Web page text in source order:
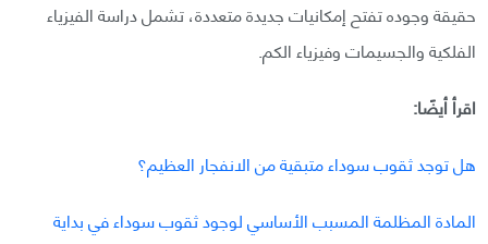
حقيقة وجوده تفتح إمكانيات جديدة متعددة، تشمل دراسة الفيزياء
الفلكية والجسيمات وفيزياء الكم.
اقرأ أيضًا:
هل توجد ثقوب سوداء متبقية من الانفجار العظيم؟
المادة المظلمة المسبب الأساسي لوجود ثقوب سوداء في بداية